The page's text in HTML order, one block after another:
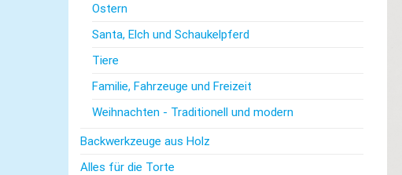
Ostern
Santa, Elch und Schaukelpferd
Tiere
Familie, Fahrzeuge und Freizeit
Weihnachten - Traditionell und modern
Backwerkzeuge aus Holz
Alles für die Torte